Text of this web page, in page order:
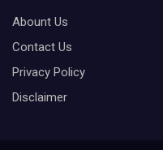
Abount Us
Contact Us
Privacy Policy
Disclaimer